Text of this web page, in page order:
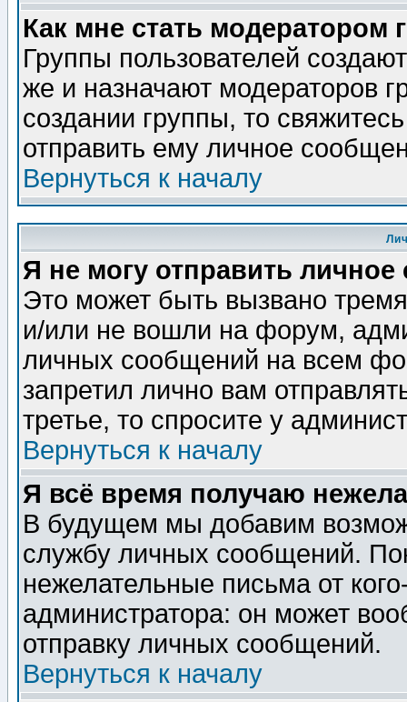
Как мне стать модератором
Группы пользователей
же и назначают модераторов
создании группы, то
отправить ему личное
Вернуться к началу
Я не могу отправить
Это может быть вызвано
и/или не вошли на форум,
личных сообщений на всем
запретил лично вам
третье, то спросите у
Вернуться к началу
Я всё время получаю
В будущем мы добавим
службу личных сообщений.
нежелательные письма от
администратора: он может
отправку личных сообщений.
Вернуться к началу